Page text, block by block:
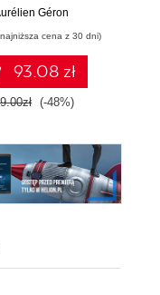
Géron
najniższa cena z 30 dni)
93.08 zł
(-48%)